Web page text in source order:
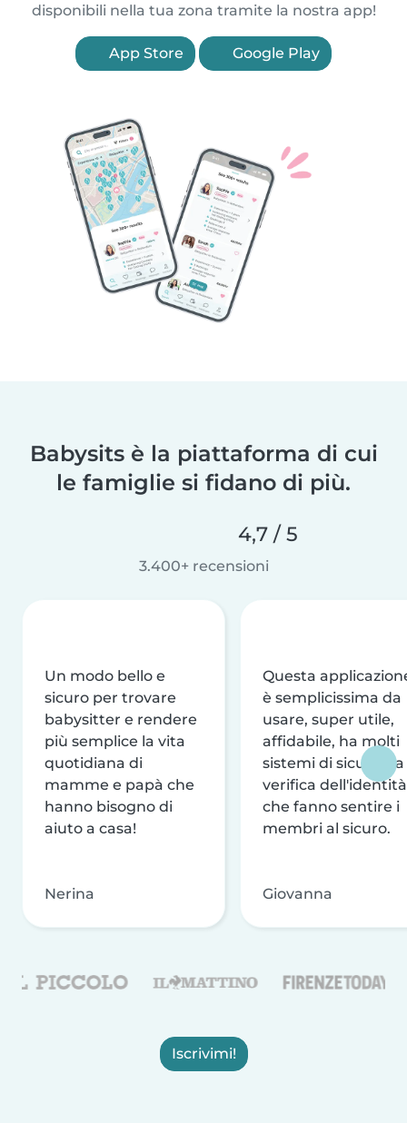
disponibili nella tua zona tramite la nostra app!
App Store Google Play
Babysits è la piattaforma di cui
le famiglie si fidano di più.
4,7 / 5
3.400+ recensioni
Un modo bello e
sicuro per trovare
babysitter e rendere
più semplice la vita
quotidiana di
mamme e papà che
hanno bisogno di
aiuto a casa!
Nerina
Questa
è semplicissima da
usare, super utile,
affidabile, ha molti
sistemi di sicurezza
verifica dell'identità
che fanno sentire i
membri al sicuro.
Giovanna
Iscrivimi!